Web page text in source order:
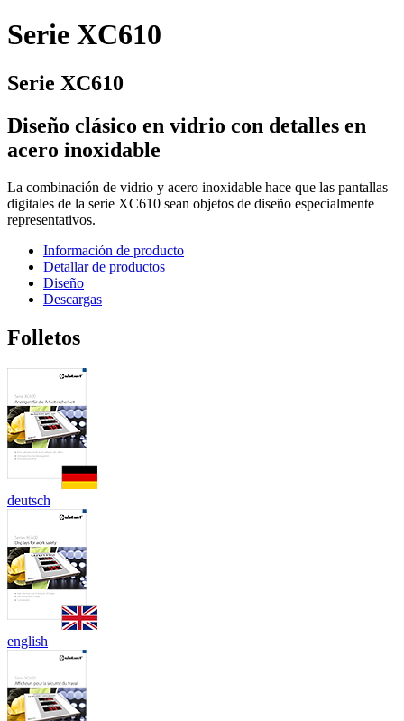
Serie XC610
Serie XC610
Diseño clásico en vidrio con detalles en
acero inoxidable
La combinación de vidrio y acero inoxidable hace que las pantallas
digitales de la serie XC610 sean objetos de diseño especialmente
representativos.
Información de producto
Detallar de productos
Diseño
Descargas
Folletos
deutsch
english